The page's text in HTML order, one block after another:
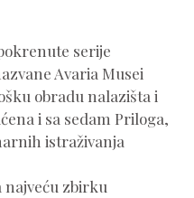
serije
Avaria Musei
obradu nalazišta i
i sa sedam Priloga,
istraživanja
najveću zbirku